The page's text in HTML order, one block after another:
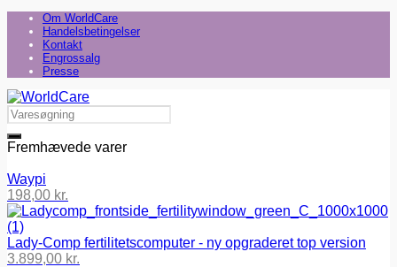
Om WorldCare
Handelsbetingelser
Kontakt
Engrossalg
Presse
Fremhævede varer
Waypi
198,00 kr.
Lady-Comp fertilitetscomputer - ny opgraderet top version
3.899,00 kr.